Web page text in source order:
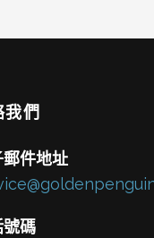
我們
郵件地址
號碼